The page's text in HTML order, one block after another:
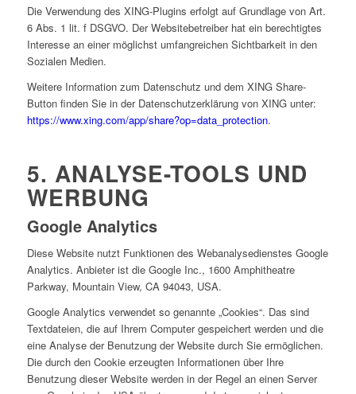
Die Verwendung des XING-Plugins erfolgt auf Grundlage von Art.
6 Abs. 1 lit. f DSGVO. Der Websitebetreiber hat ein berechtigtes
Interesse an einer möglichst umfangreichen Sichtbarkeit in den
Sozialen Medien.
Weitere Information zum Datenschutz und dem XING Share-
Button finden Sie in der Datenschutzerklärung von XING unter:
https://www.xing.com/app/share?op=data_protection.
5. ANALYSE-TOOLS UND
WERBUNG
Google Analytics
Diese Website nutzt Funktionen des Webanalysedienstes Google
Analytics. Anbieter ist die Google Inc., 1600 Amphitheatre
Parkway, Mountain View, CA 94043, USA.
Google Analytics verwendet so genannte „Cookies“. Das sind
Textdateien, die auf Ihrem Computer gespeichert werden und die
eine Analyse der Benutzung der Website durch Sie ermöglichen.
Die durch den Cookie erzeugten Informationen über Ihre
Benutzung dieser Website werden in der Regel an einen Server